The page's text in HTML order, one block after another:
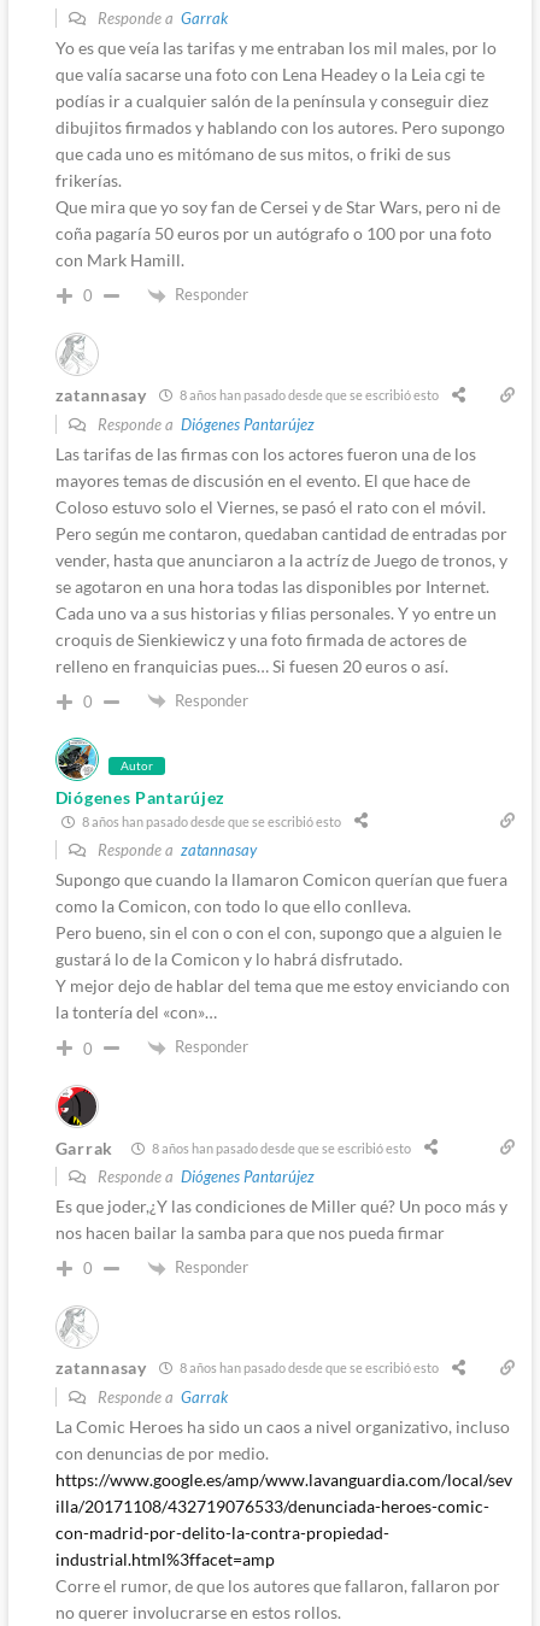
Responde a Garrak
Yo es que veía las tarifas y me entraban los mil males, por lo
que valía sacarse una foto con Lena Headey o la Leia cgi te
podías ir a cualquier salón de la península y conseguir diez
dibujitos firmados y hablando con los autores. Pero supongo
que cada uno es mitómano de sus mitos, o friki de sus
frikerías.
Que mira que yo soy fan de Cersei y de Star Wars, pero ni de
coña pagaría 50 euros por un autógrafo o 100 por una foto
con Mark Hamill.
0 Responder
zatannasay 8 años han pasado desde que se escribió esto
Responde a Diógenes Pantarújez
Las tarifas de las firmas con los actores fueron una de los
mayores temas de discusión en el evento. El que hace de
Coloso estuvo solo el Viernes, se pasó el rato con el móvil.
Pero según me contaron, quedaban cantidad de entradas por
vender, hasta que anunciaron a la actríz de Juego de tronos, y
se agotaron en una hora todas las disponibles por Internet.
Cada uno va a sus historias y filias personales. Y yo entre un
croquis de Sienkiewicz y una foto firmada de actores de
relleno en franquicias pues… Si fuesen 20 euros o así.
0 Responder
Autor
Diógenes Pantarújez
8 años han pasado desde que se escribió esto
Responde a zatannasay
Supongo que cuando la llamaron Comicon querían que fuera
como la Comicon, con todo lo que ello conlleva.
Pero bueno, sin el con o con el con, supongo que a alguien le
gustará lo de la Comicon y lo habrá disfrutado.
Y mejor dejo de hablar del tema que me estoy enviciando con
la tontería del «con»…
0 Responder
Garrak 8 años han pasado desde que se escribió esto
Responde a Diógenes Pantarújez
Es que joder,¿Y las condiciones de Miller qué? Un poco más y
nos hacen bailar la samba para que nos pueda firmar
0 Responder
zatannasay 8 años han pasado desde que se escribió esto
Responde a Garrak
La Comic Heroes ha sido un caos a nivel organizativo, incluso
con denuncias de por medio.
https://www.google.es/amp/www.lavanguardia.com/local/sev
illa/20171108/432719076533/denunciada-heroes-comic-
con-madrid-por-delito-la-contra-propiedad-
industrial.html%3ffacet=amp
Corre el rumor, de que los autores que fallaron, fallaron por
no querer involucrarse en estos rollos.